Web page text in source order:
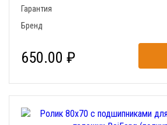
Гарантия
Бренд
650.00 ₽